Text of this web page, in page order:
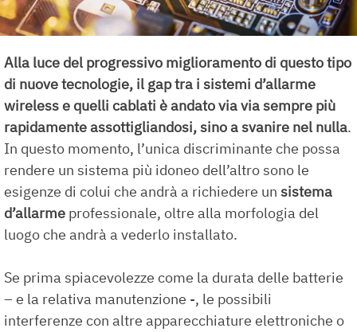
Alla luce del progressivo miglioramento di questo tipo
di nuove tecnologie, il gap tra i sistemi d’allarme
wireless e quelli cablati è andato via via sempre più
rapidamente assottigliandosi, sino a svanire nel nulla.
In questo momento, l’unica discriminante che possa
rendere un sistema più idoneo dell’altro sono le
esigenze di colui che andrà a richiedere un sistema
d’allarme professionale, oltre alla morfologia del
luogo che andrà a vederlo installato.
Se prima spiacevolezze come la durata delle batterie
– e la relativa manutenzione -, le possibili
interferenze con altre apparecchiature elettroniche o